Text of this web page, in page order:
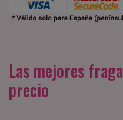
Las mejores
precio